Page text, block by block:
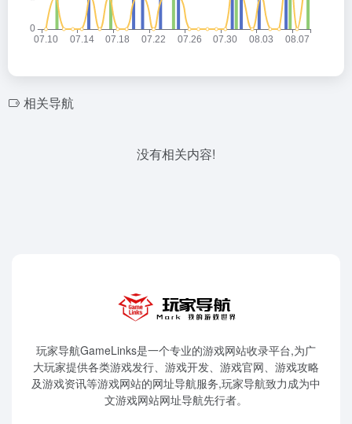
相关导航
没有相关内容!
玩家导航GameLinks是一个专业的游戏网站收录平台,为广
大玩家提供各类游戏发行、游戏开发、游戏官网、游戏攻略
及游戏资讯等游戏网站的网址导航服务,玩家导航致力成为中
文游戏网站网址导航先行者。